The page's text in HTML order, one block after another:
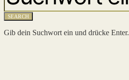
SEARCH
Gib dein Suchwort ein und drücke Enter.